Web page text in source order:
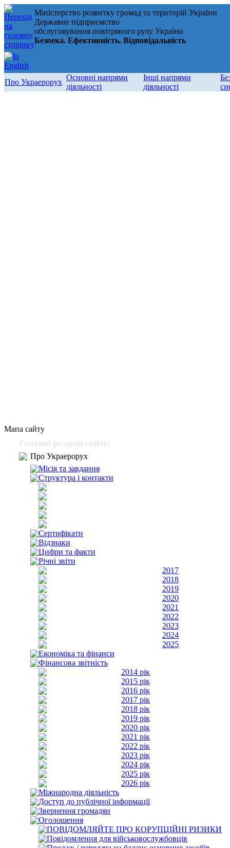
Міністерство розвитку громад та територій України
Державне підприємство
обслуговування повітряного руху України
Безпека. Ефективність. Відповідальність
Про Украерорух
Основні напрями
діяльності
Інші напрями
діяльності
Мапа сайту
Головні розділи сайту:
Про Украерорух
Місія та завдання
Структура і контакти
Сертифікати
Відзнаки
Цифри та факти
Річні звіти
2017
2018
2019
2020
2021
2022
2023
2024
2025
Економіка та фінанси
Фінансова звітність
2014 рік
2015 рік
2016 рік
2017 рік
2018 рік
2019 рік
2020 рік
2021 рік
2022 рік
2023 рік
2024 рік
2025 рік
2026 рік
Міжнародна діяльність
Доступ до публічної інформації
Звернення громадян
Оголошення
ПОВІДОМЛЯЙТЕ ПРО КОРУПЦІЙНІ РИЗИКИ
Повідомлення для військовослужбовців